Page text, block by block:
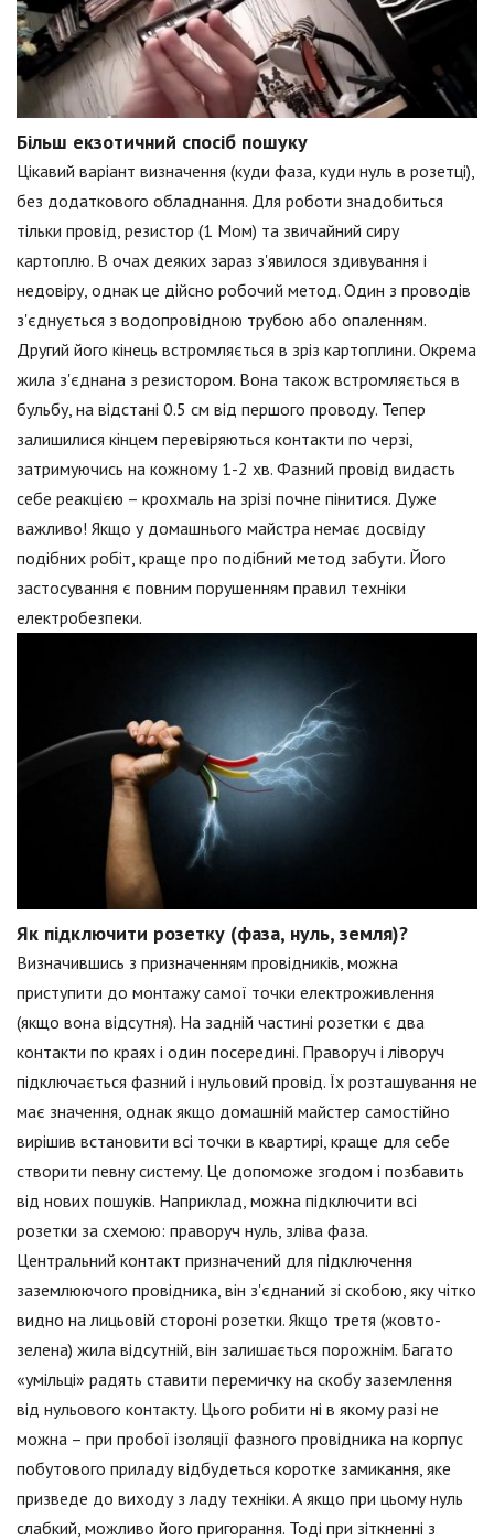
Більш екзотичний спосіб пошуку
Цікавий варіант визначення (куди фаза, куди нуль в розетці),
без додаткового обладнання. Для роботи знадобиться
тільки провід, резистор (1 Мом) та звичайний сиру
картоплю. В очах деяких зараз з'явилося здивування і
недовіру, однак це дійсно робочий метод. Один з проводів
з'єднується з водопровідною трубою або опаленням.
Другий його кінець встромляється в зріз картоплини. Окрема
жила з'єднана з резистором. Вона також встромляється в
бульбу, на відстані 0.5 см від першого проводу. Тепер
залишилися кінцем перевіряються контакти по черзі,
затримуючись на кожному 1-2 хв. Фазний провід видасть
себе реакцією – крохмаль на зрізі почне пінитися. Дуже
важливо! Якщо у домашнього майстра немає досвіду
подібних робіт, краще про подібний метод забути. Його
застосування є повним порушенням правил техніки
електробезпеки.
Як підключити розетку (фаза, нуль, земля)?
Визначившись з призначенням провідників, можна
приступити до монтажу самої точки електроживлення
(якщо вона відсутня). На задній частині розетки є два
контакти по краях і один посередині. Праворуч і ліворуч
підключається фазний і нульовий провід. Їх розташування не
має значення, однак якщо домашній майстер самостійно
вирішив встановити всі точки в квартирі, краще для себе
створити певну систему. Це допоможе згодом і позбавить
від нових пошуків. Наприклад, можна підключити всі
розетки за схемою: праворуч нуль, зліва фаза.
Центральний контакт призначений для підключення
заземлюючого провідника, він з'єднаний зі скобою, яку чітко
видно на лицьовій стороні розетки. Якщо третя (жовто-
зелена) жила відсутній, він залишається порожнім. Багато
«умільці» радять ставити перемичку на скобу заземлення
від нульового контакту. Цього робити ні в якому разі не
можна – при пробої ізоляції фазного провідника на корпус
побутового приладу відбудеться коротке замикання, яке
призведе до виходу з ладу техніки. А якщо при цьому нуль
слабкий, можливо його пригорання. Тоді при зіткненні з